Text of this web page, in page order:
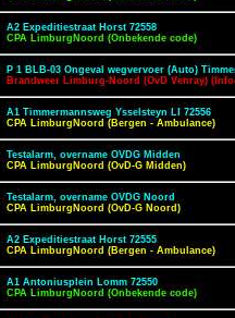
A2 Expeditiestraat Horst 72558
CPA LimburgNoord (Onbekende code)
P 1 BLB-03 Ongeval wegvervoer (Auto)
Brandweer Limburg-Noord (OvD Venray)
A1 Timmermannsweg Ysselsteyn LI 72556
CPA LimburgNoord (Bergen - Ambulance)
Testalarm, overname OVDG Midden
CPA LimburgNoord (OvD-G Midden)
Testalarm, overname OVDG Noord
CPA LimburgNoord (OvD-G Noord)
A2 Expeditiestraat Horst 72555
CPA LimburgNoord (Bergen - Ambulance)
A1 Antoniusplein Lomm 72550
CPA LimburgNoord (Onbekende code)